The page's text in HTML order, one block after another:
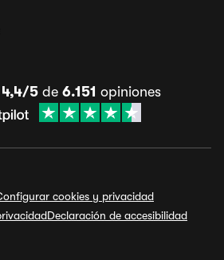
4,4/5de 6.151 opiniones
cookies y privacidad
Declaración de accesibilidad